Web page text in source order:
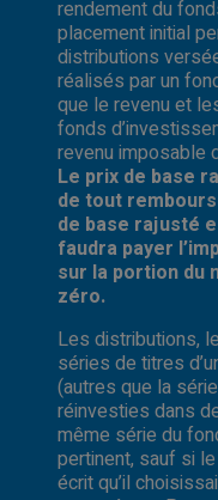
rendement du
placement initial
distributions
réalisés par un
que le revenu et
fonds
revenu imposable
Le prix de base
de tout
de base rajusté
faudra payer
sur la portion du
zéro.
Les distributions,
séries de titres
(autres que la
réinvesties dans
même série du
pertinent, sauf si
écrit qu’il